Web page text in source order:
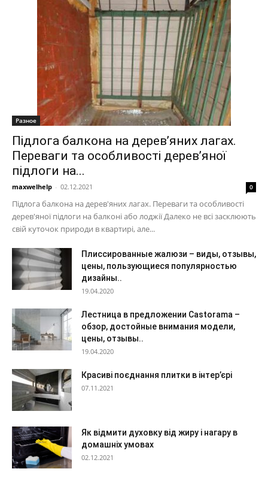
Разное
Підлога балкона на дерев’яних лагах.
Переваги та особливості дерев’яної
підлоги на...
maxwelhelp - 02.12.2021 0
Підлога балкона на дерев'яних лагах. Переваги та особливості
дерев'яної підлоги на балконі або лоджії Далеко не всі засклюють
свій куточок природи в квартирі, але...
Плиссированные жалюзи – виды, отзывы,
цены, пользующиеся популярностью
дизайны..
19.04.2020
Лестница в предложении Castorama –
обзор, достойные внимания модели,
цены, отзывы..
19.04.2020
Красиві поєднання плитки в інтер’єрі
07.11.2021
Як відмити духовку від жиру і нагару в
домашніх умовах
02.12.2021